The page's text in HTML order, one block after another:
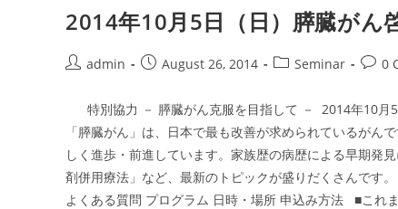
（土）
パ
ー
ル
リ
ン
セ
ミ
ナ
ー
東
京
2015
2014年10月5日（日）膵臓がん
Postadmin
PostAugust 26, 2014
PostSeminar
Post0
特別協力 － 膵臓がん克服を目指して － 2014年10月
「膵臓がん」は、日本で最も改善が求められているがん
しく進歩・前進しています。家族歴の病歴による早期発
剤併用療法」など、最新のトピックが盛りだくさんです
よくある質問 プログラム 日時・場所 申込み方法 ■これ